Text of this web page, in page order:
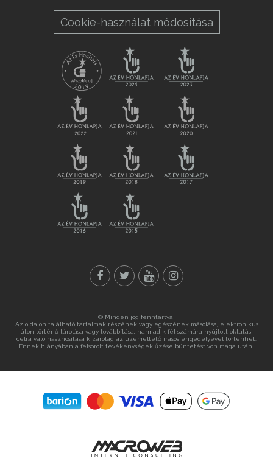
Cookie-használat módosítása
© Minden jog fenntartva!
Az oldalon található tartalmak részének vagy egészének másolása, elektronikus
úton történő tárolása vagy továbbítása, harmadik fél számára nyújtott oktatási
célra való hasznosítása kizárólag az üzemeltető írásos engedélyével történhet.
Ennek hiányában a felsorolt tevékenységek űzése büntetést von maga után!